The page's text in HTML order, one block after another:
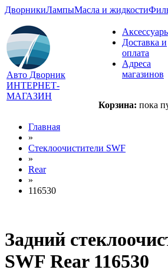
ДворникиЛампыМасла и жидкости
Авто Дворник
ИНТЕРНЕТ-
МАГАЗИН
Доставка и
оплата
Адреса
магазинов
Корзина: пока
Главная
»
Стеклоочистители SWF
»
Rear
»
116530
Задний
SWF Rear 116530